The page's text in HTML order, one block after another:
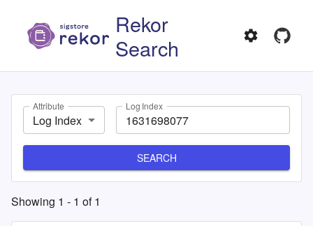
Rekor
Search
Attribute
Log Index
Log Index
SEARCH
Showing 1 - 1 of1